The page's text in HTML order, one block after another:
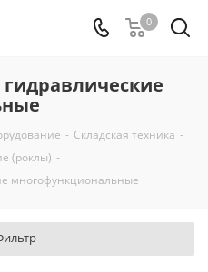
0
- Складская техника -
(роклы) -
многофункциональные